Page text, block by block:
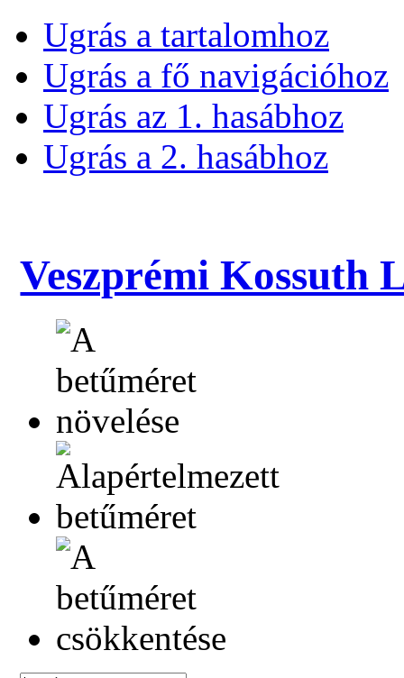
Ugrás a tartalomhoz
Ugrás a fő navigációhoz
Ugrás az 1. hasábhoz
Ugrás a 2. hasábhoz
Veszprémi Kossuth